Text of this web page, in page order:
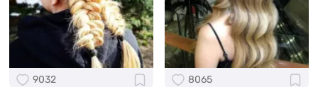
9032 8065